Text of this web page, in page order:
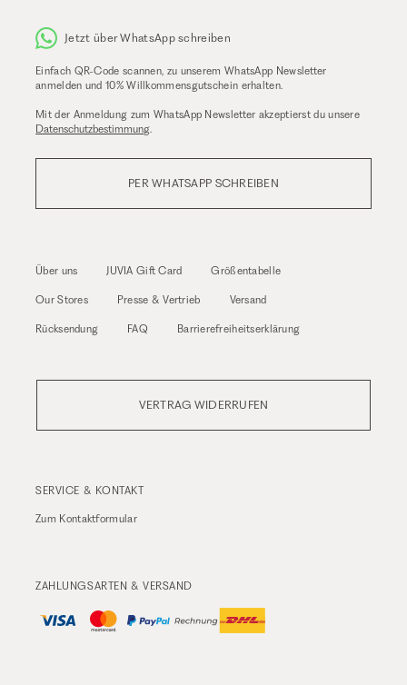
Jetzt über WhatsApp schreiben
Einfach QR-Code scannen, zu unserem WhatsApp Newsletter
anmelden und 10% Willkommensgutschein erhalten.
Mit der Anmeldung zum WhatsApp Newsletter akzeptierst du unsere
Datenschutzbestimmung.
PER WHATSAPP SCHREIBEN
Über uns JUVIA Gift Card Größentabelle
Our Stores Presse & Vertrieb Versand
Rücksendung FAQ Barrierefreiheitserklärung
VERTRAG WIDERRUFEN
SERVICE & KONTAKT
Zum Kontaktformular
ZAHLUNGSARTEN & VERSAND